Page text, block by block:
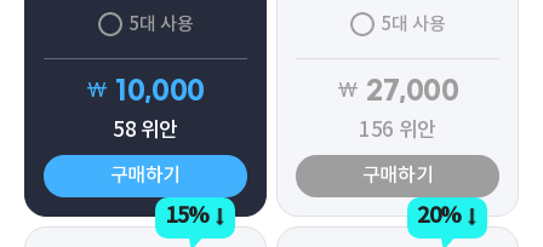
5대 사용
₩ 10,000
58 위안
구매하기
5대 사용
₩ 27,000
156 위안
구매하기
15% 20%